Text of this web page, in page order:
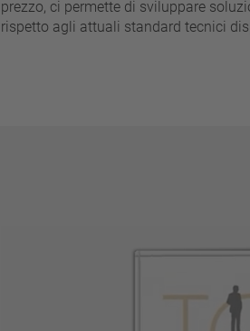
IEC
filtri
prezzo, ci permette di sviluppare
rispetto agli attuali standard tecnici